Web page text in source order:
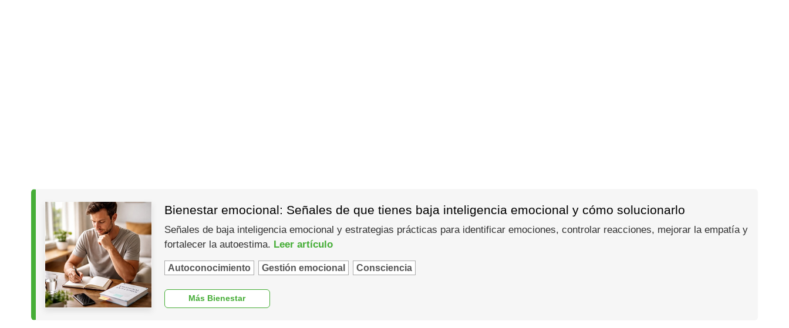
Bienestar emocional: Señales de que tienes baja inteligencia emocional y cómo solucionarlo
Señales de baja inteligencia emocional y estrategias prácticas para identificar emociones, controlar reacciones, mejorar la empatía y
fortalecer la autoestima. Leer artículo
Autoconocimiento Gestión emocional Consciencia
Más Bienestar